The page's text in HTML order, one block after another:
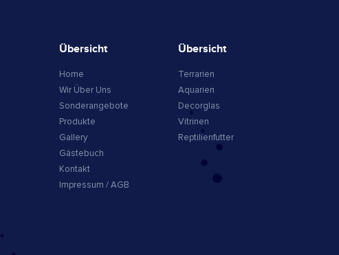
Übersicht
Home
Wir Über Uns
Sonderangebote
Produkte
Gallery
Gästebuch
Kontakt
Impressum / AGB
Übersicht
Terrarien
Aquarien
Decorglas
Vitrinen
Reptilienfutter